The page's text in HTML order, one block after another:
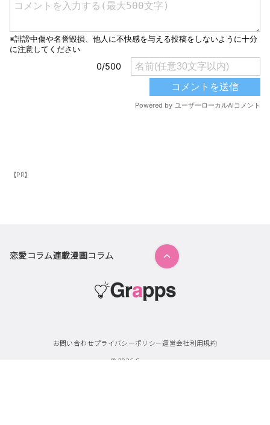
【PR】
恋愛コラム連載漫画コラム
お問い合わせプライバシーポリシー運営会社利用規約
© 2026 Grapps